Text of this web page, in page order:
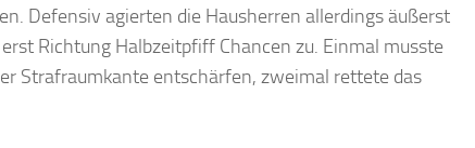
Defensiv agierten die Hausherren allerdings äußerst
Richtung Halbzeitpfiff Chancen zu. Einmal musste
Strafraumkante entschärfen, zweimal rettete das